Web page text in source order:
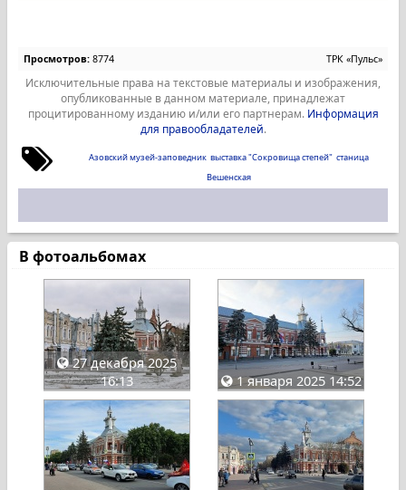
Просмотров: 8774 ТРК «Пульс»
Исключительные права на текстовые материалы и изображения,
опубликованные в данном материале, принадлежат
процитированному изданию и/или его партнерам. Информация
для правообладателей.
Азовский музей-заповедник выставка "Сокровища степей" станица
Вешенская
В фотоальбомах
27 декабря 2025
16:13
1 января 2025 14:52